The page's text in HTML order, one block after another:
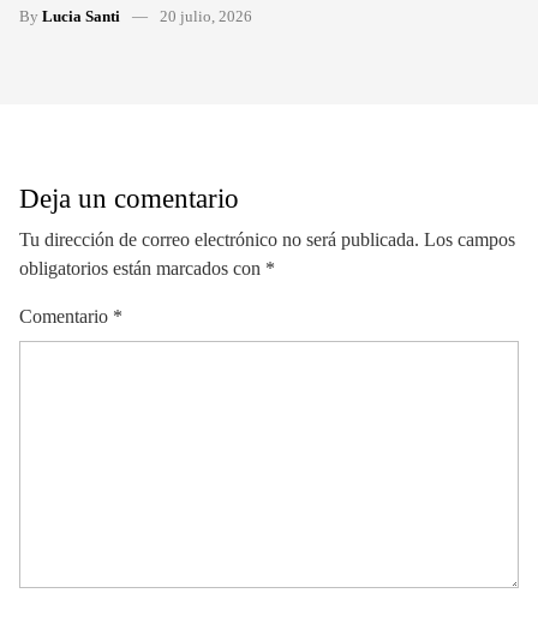
By Lucia Santi 20 julio, 2026
Deja un comentario
Tu dirección de correo electrónico no será publicada. Los campos
obligatorios están marcados con *
Comentario *